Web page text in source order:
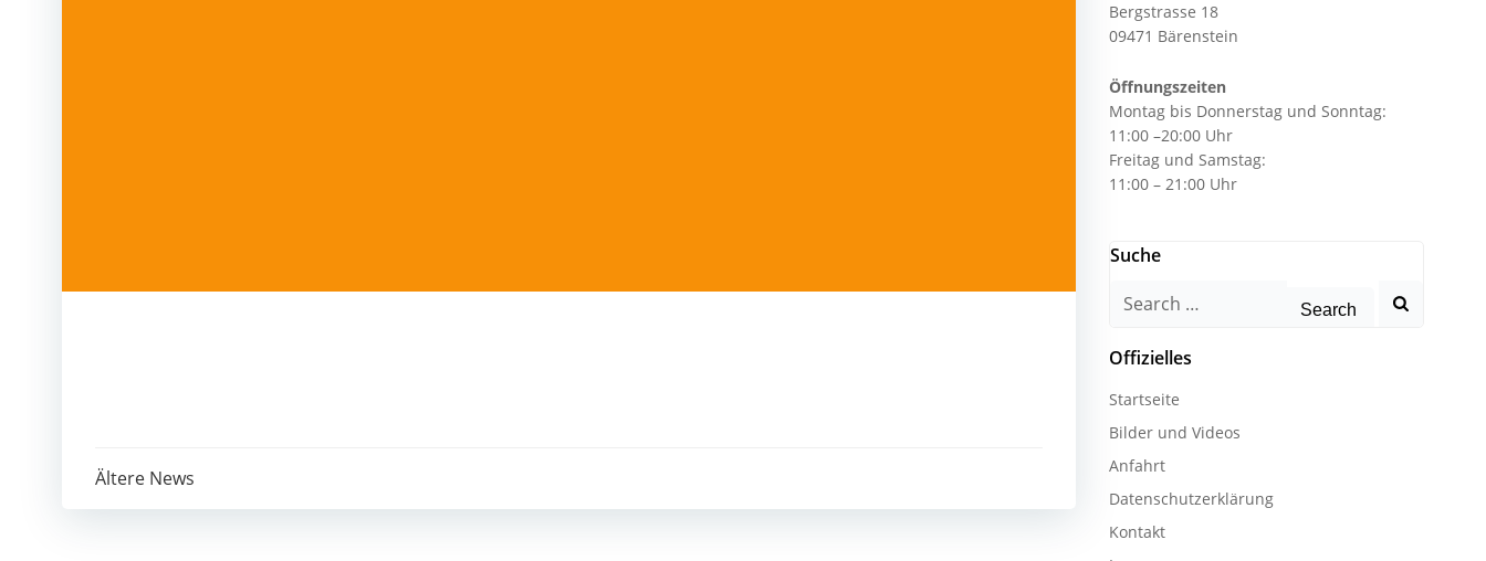
Post
Ältere News
Bergstrasse 18
09471 Bärenstein
Öffnungszeiten
Montag bis Donnerstag und Sonntag:
11:00 –20:00 Uhr
Freitag und Samstag:
11:00 – 21:00 Uhr
Suche
Search
Offizielles
Startseite
Bilder und Videos
Anfahrt
Datenschutzerklärung
Kontakt